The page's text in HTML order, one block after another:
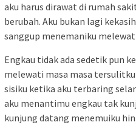
aku harus dirawat di rumah
berubah. Aku bukan lagi
sanggup menemaniku
Engkau tidak ada sedetik pun
melewati masa masa
sisiku ketika aku terbaring
aku menantimu engkau tak
kunjung datang menemuiku